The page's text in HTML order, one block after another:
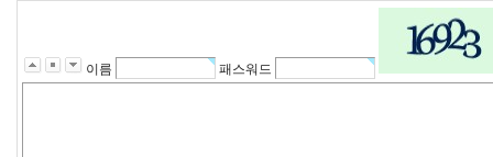
이름 패스워드